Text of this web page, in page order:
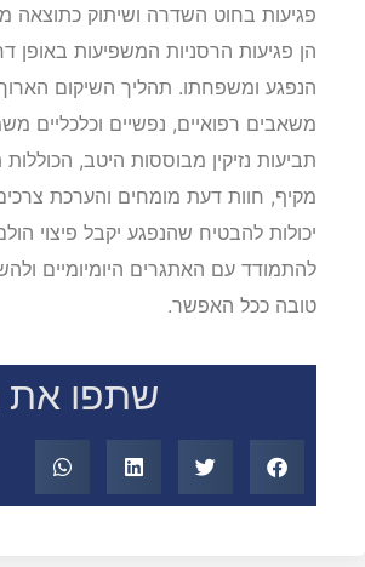
פגיעות בחוט השדרה ושיתוק כתוצאה
הן פגיעות הרסניות המשפיעות באופן
הנפגע ומשפחתו. תהליך השיקום
משאבים רפואיים, נפשיים וכלכליים
תביעות נזיקין מבוססות היטב, הכוללות
מקיף, חוות דעת מומחים והערכת
יכולות להבטיח שהנפגע יקבל פיצוי
להתמודד עם האתגרים היומיומיים
טובה ככל האפשר.
שתפו